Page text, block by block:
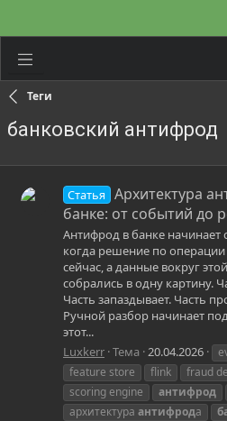
Теги
банковский антифрод
Статья
Архитектура
банке: от событий до
Антифрод в банке начинает
когда решение по
сейчас, а данные вокруг
собрались в одну картину.
Часть запаздывает. Часть
Ручной разбор начинает
этот...
Luxkerr Тема 20.04.2026
feature store
flink fraud
scoring engine
антифрод
архитектура антифрода